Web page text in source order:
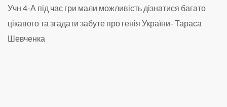
Учн 4-А під час гри мали можливість дізнатися багато
цікавого та згадати забуте про генія України- Тараса
Шевченка